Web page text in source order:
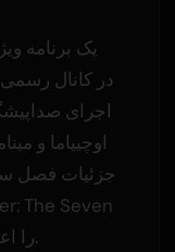
اجرای
اوچییاما و
Strongest Species' را اعلام خواهد کرد.